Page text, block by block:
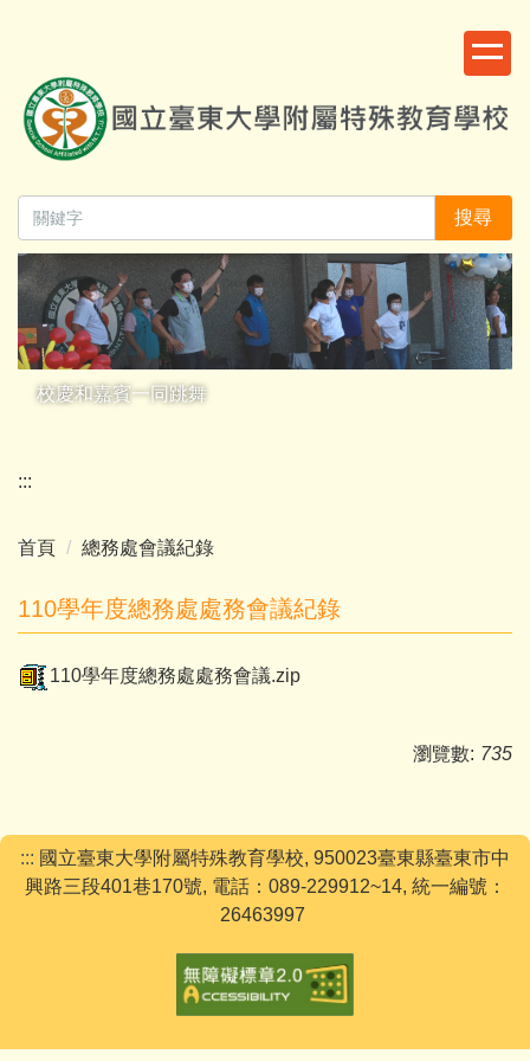
要
內
搜尋
校慶和嘉賓一同跳舞
:::
首頁 總務處會議紀錄
110學年度總務處處務會議紀錄
110學年度總務處處務會議.zip
瀏覽數: 735
::: 國立臺東大學附屬特殊教育學校, 950023臺東縣臺東市中
興路三段401巷170號, 電話：089-229912~14, 統一編號：
26463997